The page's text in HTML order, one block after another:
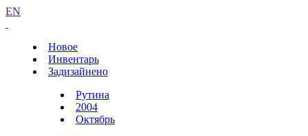
EN
Новое
Инвентарь
Задизайнено
Рутина
2004
Октябрь